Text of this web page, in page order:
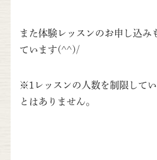
また体験レッスンのお申し込み
ています(^^)/
※1レッスンの人数を制限して
とはありません。